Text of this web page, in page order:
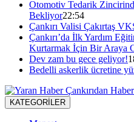
Otomotiv Tedarik
Bekliyor22:54
Çankırı Valisi Çakırtaş
Çankırı’da İlk Yardım
Kurtarmak İçin Bir Araya
Dev zam bu gece geliyor!
Bedelli askerlik ücretine
KATEGORİLER